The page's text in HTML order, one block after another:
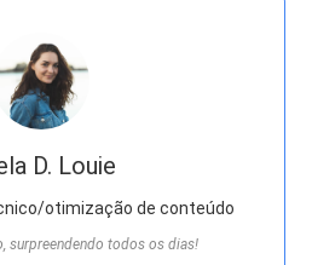
D. Louie
otimização de conteúdo
surpreendendo todos os dias!